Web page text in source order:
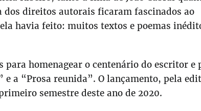
dos direitos autorais ficaram fascinados ao
havia feito: muitos textos e poemas
para homenagear o centenário do escritor e
e a “Prosa reunida”. O lançamento, pela
semestre deste ano de 2020.